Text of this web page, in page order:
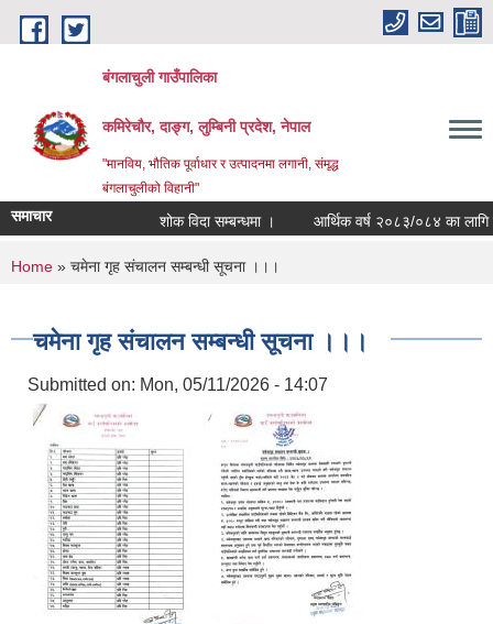
Skip to main content
बंगलाचुली गाउँपालिका
कमिरेचौर, दाङ्ग, लुम्बिनी प्रदेश, नेपाल
"मानविय, भौतिक पूर्वाधार र उत्पादनमा लगानी, संमृद्ध
बंगलाचुलीको विहानी"
समाचार शोक विदा सम्बन्धमा । आर्थिक वर्ष २०८३/०८४ का लागि
You are here
Home » चमेना गृह संचालन सम्बन्धी सूचना ।।।
चमेना गृह संचालन सम्बन्धी सूचना ।।।
Submitted on: Mon, 05/11/2026 - 14:07